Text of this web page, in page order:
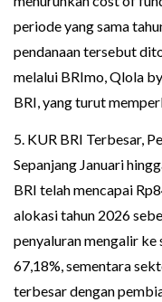
periode yang sama
pendanaan tersebut
melalui BRImo, Qlola
BRI, yang turut
5. KUR BRI Terbesar,
Sepanjang Januari
BRI telah mencapai
alokasi tahun 2026
penyaluran mengalir
67,18%, sementara
terbesar dengan